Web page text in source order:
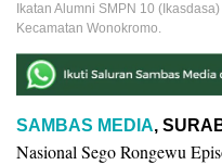
Ikatan Alumni SMPN 10
Kecamatan Wonokromo.
SAMBAS MEDIA,
Nasional Sego Rongewu